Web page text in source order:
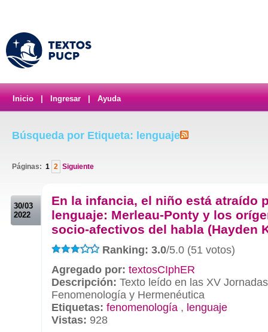
Inicio Ingresar Ayuda
Búsqueda por Etiqueta: lenguaje
Páginas: 1 2 Siguiente
30/03
2022
En la infancia, el niño está atraído
lenguaje: Merleau-Ponty y los
socio-afectivos del habla (Hayden
Ranking: 3.0/5.0 (51 votos)
Agregado por: textosCIphER
Descripción: Texto leído en las XV
Fenomenología y Hermenéutica
Etiquetas: fenomenología , lenguaje
Vistas: 928